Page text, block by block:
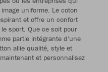
uniforme. Le coton
et offre un confort
sport. Que ce soit pour
partie intégrante d'une
allie qualité, style et
et personnalisez